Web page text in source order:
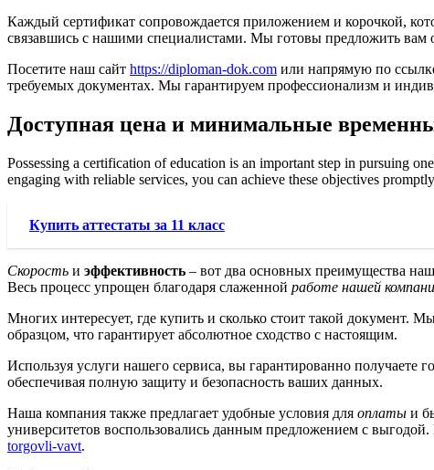
Каждый сертификат сопровождается приложением и корочкой,
связавшись с нашими специалистами. Мы готовы предложить
Посетите наш сайт https://diploman-dok.com или напрямую по
требуемых документах. Мы гарантируем профессионализм и
Доступная цена и минимальные
Possessing a certification of education is an important step in pursuing
engaging with reliable services, you can achieve these objectives
Купить аттестаты за 11 класс
Скорость и эффективность – вот два основных преимущества
Весь процесс упрощен благодаря слаженной работе нашей
Многих интересует, где купить и сколько стоит такой документ.
образцом, что гарантирует абсолютное сходство с настоящим.
Используя услуги нашего сервиса, вы гарантированно получаете
обеспечивая полную защиту и безопасность ваших данных.
Наша компания также предлагает удобные условия для оплаты и
университетов воспользовались данным предложением с
torgovli-vavt.